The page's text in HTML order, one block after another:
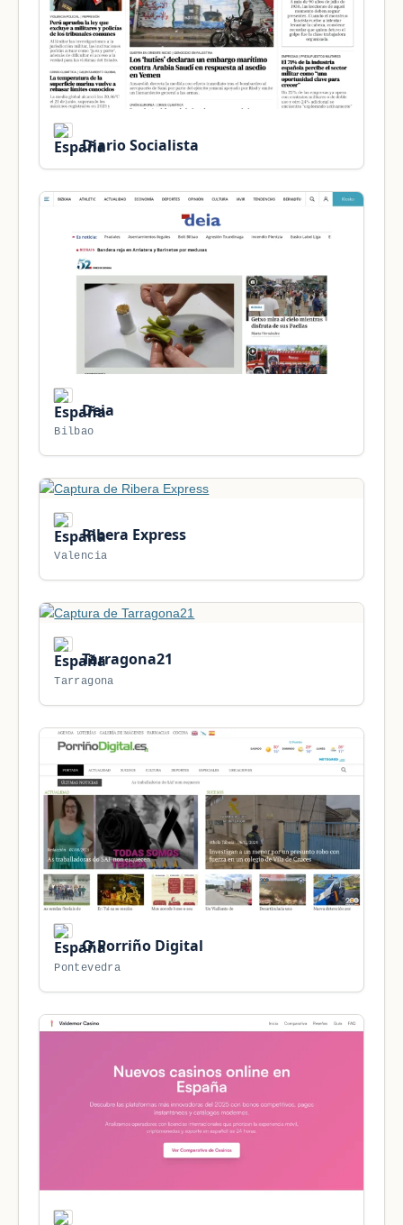
Diario Socialista
Deia
Bilbao
Ribera Express
Valencia
Tarragona21
Tarragona
O Porriño Digital
Pontevedra